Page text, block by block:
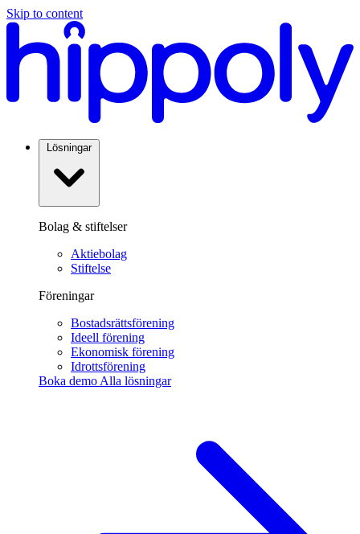
Skip to content
Lösningar
Bolag & stiftelser
Aktiebolag
Stiftelse
Föreningar
Bostadsrättsförening
Ideell förening
Ekonomisk förening
Idrottsförening
Boka demo Alla lösningar